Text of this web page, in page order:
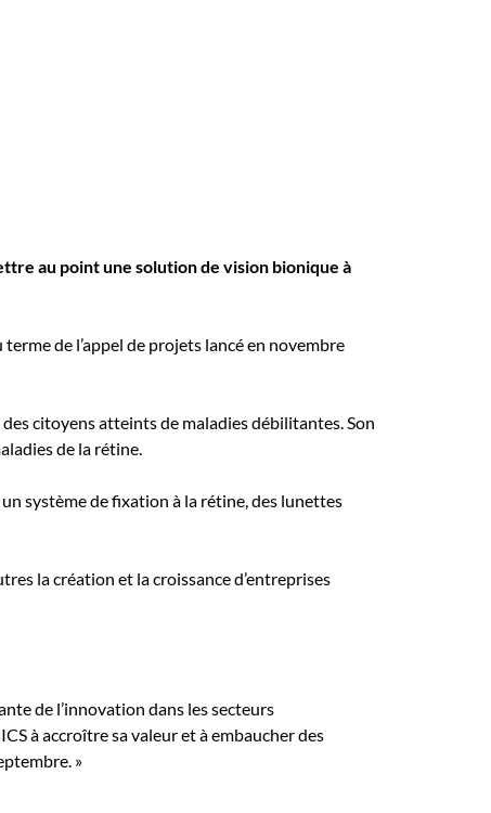
au point une solution de vision bionique à
de l’appel de projets lancé en novembre
citoyens atteints de maladies débilitantes. Son
de la rétine.
système de fixation à la rétine, des lunettes
la création et la croissance d’entreprises
de l’innovation dans les secteurs
à accroître sa valeur et à embaucher des
»